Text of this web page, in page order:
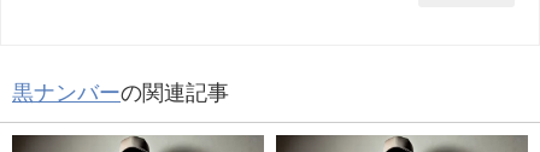
黒ナンバーの関連記事